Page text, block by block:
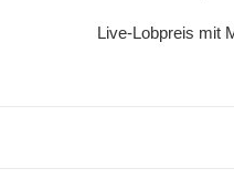
a
Live-Lobpreis mit